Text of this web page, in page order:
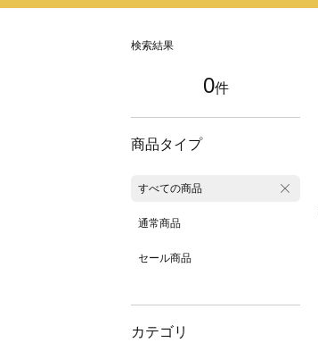
検索結果
0件
商品タイプ
すべての商品
通常商品
セール商品
カテゴリ